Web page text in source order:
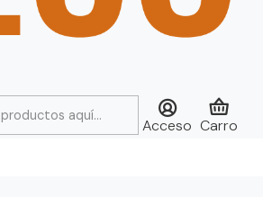
Acceso Carro